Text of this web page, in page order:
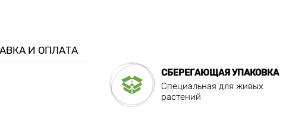
И ОПЛАТА
СБЕРЕГАЮЩАЯ УПАКОВКА
Специальная для живых
растений